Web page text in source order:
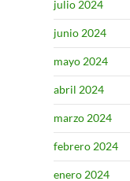
julio 2024
junio 2024
mayo 2024
abril 2024
marzo 2024
febrero 2024
enero 2024